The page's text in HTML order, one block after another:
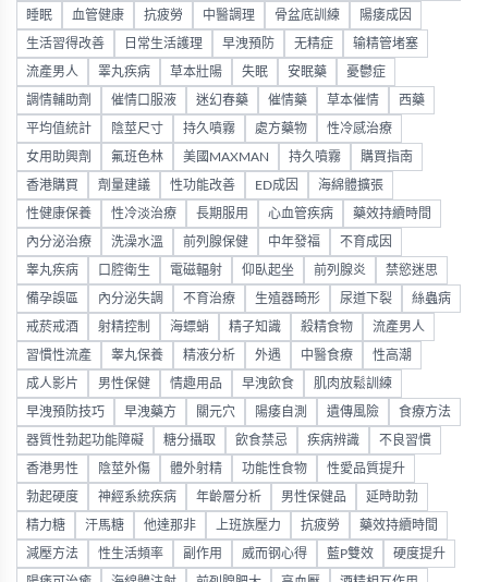
睡眠 血管健康 抗疲勞 中醫調理 骨盆底訓練 陽痿成因
生活習得改善 日常生活護理 早洩預防 无精症 输精管堵塞
流產男人 睪丸疾病 草本壯陽 失眠 安眠藥 憂鬱症
調情輔助劑 催情口服液 迷幻春藥 催情藥 草本催情 西藥
平均值統計 陰莖尺寸 持久噴霧 處方藥物 性冷感治療
女用助興劑 氟班色林 美國MAXMAN 持久噴霧 購買指南
香港購買 劑量建議 性功能改善 ED成因 海綿體擴張
性健康保養 性冷淡治療 長期服用 心血管疾病 藥效持續時間
內分泌治療 洗澡水溫 前列腺保健 中年發福 不育成因
睾丸疾病 口腔衛生 電磁輻射 仰臥起坐 前列腺炎 禁慾迷思
備孕誤區 內分泌失調 不育治療 生殖器畸形 尿道下裂 絲蟲病
戒菸戒酒 射精控制 海螵蛸 精子知識 殺精食物 流產男人
習慣性流產 睾丸保養 精液分析 外遇 中醫食療 性高潮
成人影片 男性保健 情趣用品 早洩飲食 肌肉放鬆訓練
早洩預防技巧 早洩藥方 關元穴 陽痿自測 遺傳風險 食療方法
器質性勃起功能障礙 糖分攝取 飲食禁忌 疾病辨識 不良習慣
香港男性 陰莖外傷 體外射精 功能性食物 性愛品質提升
勃起硬度 神經系統疾病 年齡層分析 男性保健品 延時助勃
精力糖 汗馬糖 他達那非 上班族壓力 抗疲勞 藥效持續時間
減壓方法 性生活頻率 副作用 威而钢心得 藍P雙效 硬度提升